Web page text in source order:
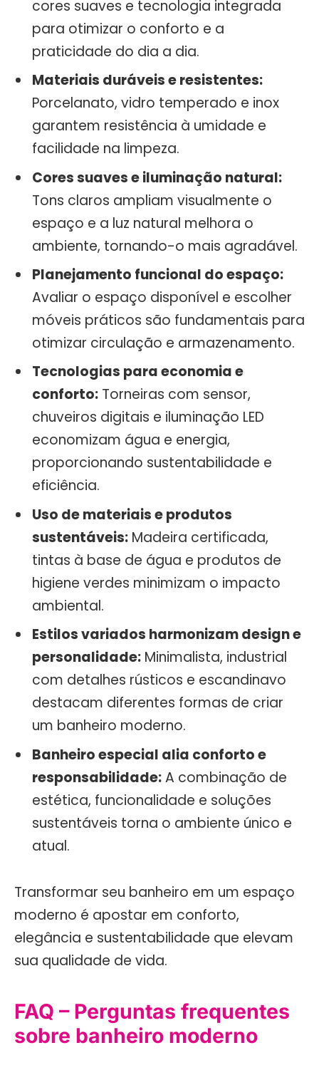
cores suaves e tecnologia integrada
para otimizar o conforto e a
praticidade do dia a dia.
Materiais duráveis e resistentes:
Porcelanato, vidro temperado e inox
garantem resistência à umidade e
facilidade na limpeza.
Cores suaves e iluminação natural:
Tons claros ampliam visualmente o
espaço e a luz natural melhora o
ambiente, tornando-o mais agradável.
Planejamento funcional do espaço:
Avaliar o espaço disponível e escolher
móveis práticos são fundamentais para
otimizar circulação e armazenamento.
Tecnologias para economia e
conforto: Torneiras com sensor,
chuveiros digitais e iluminação LED
economizam água e energia,
proporcionando sustentabilidade e
eficiência.
Uso de materiais e produtos
sustentáveis: Madeira certificada,
tintas à base de água e produtos de
higiene verdes minimizam o impacto
ambiental.
Estilos variados harmonizam design e
personalidade: Minimalista, industrial
com detalhes rústicos e escandinavo
destacam diferentes formas de criar
um banheiro moderno.
Banheiro especial alia conforto e
responsabilidade:A combinação de
estética, funcionalidade e soluções
sustentáveis torna o ambiente único e
atual.
Transformar seu banheiro em um espaço
moderno é apostar em conforto,
elegância e sustentabilidade que elevam
sua qualidade de vida.
FAQ – Perguntas frequentes
sobre banheiro moderno